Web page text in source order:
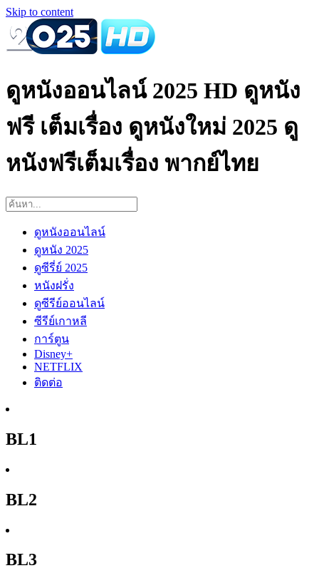
Skip to content
ดูหนังออนไลน์ 2025 HD ดูหนัง
ฟรี เต็มเรื่อง ดูหนังใหม่ 2025 ดู
หนังฟรีเต็มเรื่อง พากย์ไทย
ดูหนังออนไลน์
ดูหนัง 2025
ดูซีรี่ย์ 2025
หนังฝรั่ง
ดูซีรีย์ออนไลน์
ซีรีย์เกาหลี
การ์ตูน
Disney+
NETFLIX
ติดต่อ
BL1
BL2
BL3